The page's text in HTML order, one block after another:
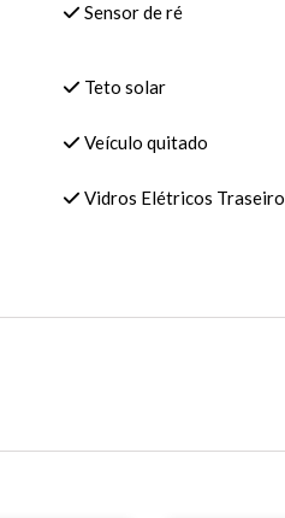
Sensor de ré
Teto solar
Veículo quitado
Vidros Elétricos Traseiro